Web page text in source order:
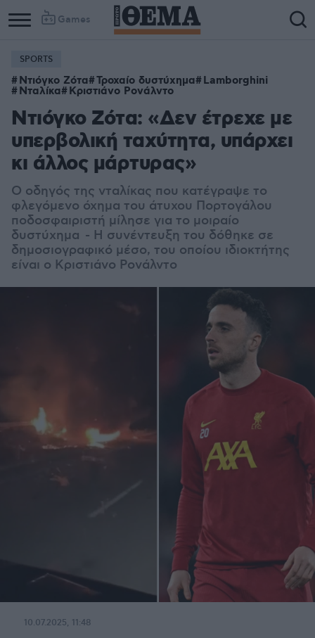
Games
SPORTS
Ντιόγκο Ζότα Τροχαίο δυστύχημα Lamborghini
Νταλίκα Κριστιάνο Ρονάλντο
Ντιόγκο Ζότα: «Δεν έτρεχε με
υπερβολική ταχύτητα, υπάρχει
κι άλλος μάρτυρας»
Ο οδηγός της νταλίκας που κατέγραψε το
φλεγόμενο όχημα του άτυχου Πορτογάλου
ποδοσφαιριστή μίλησε για το μοιραίο
δυστύχημα - Η συνέντευξη του δόθηκε σε
δημοσιογραφικό μέσο, του οποίου ιδιοκτήτης
είναι ο Κριστιάνο Ρονάλντο
10.07.2025, 11:48